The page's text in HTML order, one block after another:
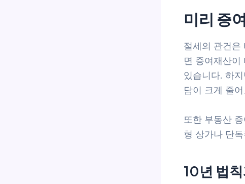
미리 증
절세의 관건은
면 증여재산이
있습니다. 하
담이 크게 줄
또한 부동산
형 상가나 단
10년 법